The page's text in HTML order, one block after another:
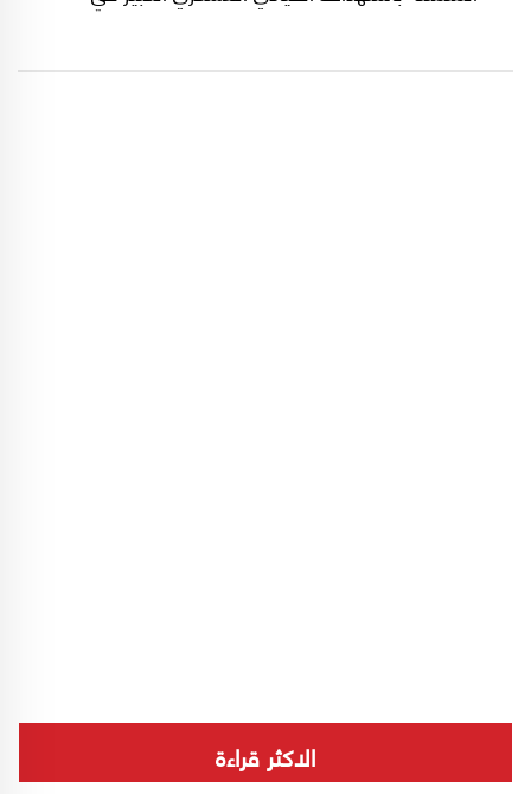
محسن".. إلا أن ذلك لا يمنع من طرح بعض الأسئلة
الاكثر قراءة